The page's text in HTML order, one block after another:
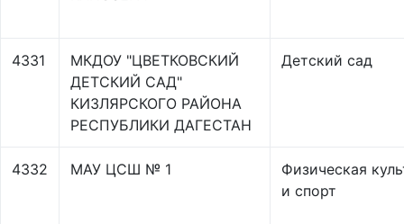
4331
МКДОУ "ЦВЕТКОВСКИЙ
ДЕТСКИЙ САД"
КИЗЛЯРСКОГО РАЙОНА
РЕСПУБЛИКИ ДАГЕСТАН
Детский сад
4332 МАУ ЦСШ № 1
Физическая
и спорт